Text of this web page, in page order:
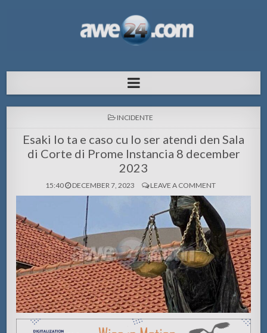
pa Aruba
POSTED
INCIDENTE
Esaki lo ta e caso cu lo ser atendi den Sala
di Corte di Prome Instancia 8 december
2023
15:40 DECEMBER 7, 2023 LEAVE A COMMENT